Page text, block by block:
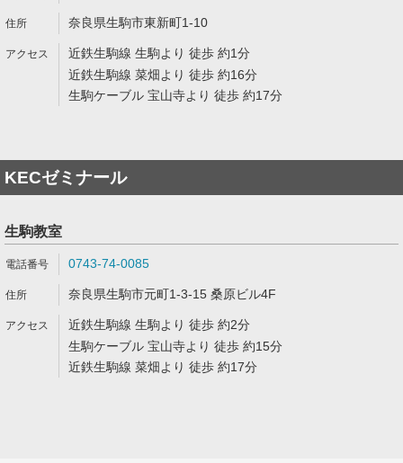
奈良県生駒市東新町1-10
近鉄生駒線 生駒より 徒歩 約1分
近鉄生駒線 菜畑より 徒歩 約16分
生駒ケーブル 宝山寺より 徒歩 約17分
KECゼミナール
生駒教室
0743-74-0085
奈良県生駒市元町1-3-15 桑原ビル4F
近鉄生駒線 生駒より 徒歩 約2分
生駒ケーブル 宝山寺より 徒歩 約15分
近鉄生駒線 菜畑より 徒歩 約17分